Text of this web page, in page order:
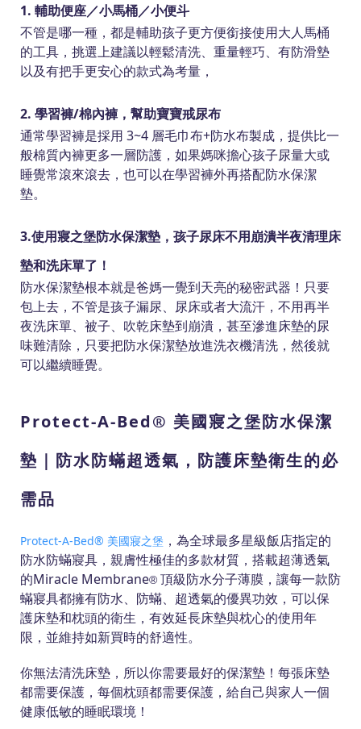
1. 輔助便座／小馬桶／小便斗
不管是哪一種，都是輔助孩子更方便銜接使用大人馬桶
的工具，挑選上建議以輕鬆清洗、重量輕巧、有防滑墊
以及有把手更安心的款式為考量，
2. 學習褲/棉內褲，幫助寶寶戒尿布
通常學習褲是採用 3~4 層毛巾布+防水布製成，提供比一
般棉質內褲更多一層防護，如果媽咪擔心孩子尿量大或
睡覺常滾來滾去，也可以在學習褲外再搭配防水保潔
墊。
3.使用寢之堡防水保潔墊，孩子尿床不用崩潰半夜清理床
墊和洗床單了！
防水保潔墊根本就是爸媽一覺到天亮的秘密武器！只要
包上去，不管是孩子漏尿、尿床或者大流汗，不用再半
夜洗床單、被子、吹乾床墊到崩潰，甚至滲進床墊的尿
味難清除，只要把防水保潔墊放進洗衣機清洗，然後就
可以繼續睡覺。
Protect-A-Bed® 美國寢之堡防水保潔
墊｜防水防蟎超透氣，防護床墊衛生的必
需品
Protect-A-Bed® 美國寢之堡 ，為全球最多星級飯店指定的
防水防蟎寢具，親膚性極佳的多款材質，搭載超薄透氣
的Miracle Membrane® 頂級防水分子薄膜，讓每一款防
蟎寢具都擁有防水、防蟎、超透氣的優異功效，可以保
護床墊和枕頭的衛生，有效延長床墊與枕心的使用年
限，並維持如新買時的舒適性。
你無法清洗床墊，所以你需要最好的保潔墊！每張床墊
都需要保護，每個枕頭都需要保護，給自己與家人一個
健康低敏的睡眠環境！